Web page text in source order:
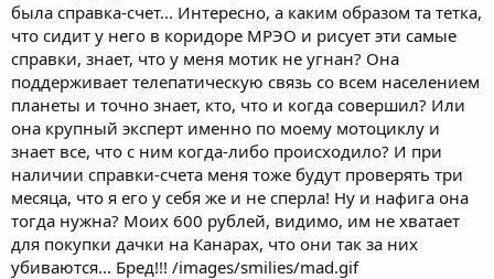
была справка-счет... Интересно, а каким образом та тетка,
что сидит у него в коридоре МРЭО и рисует эти самые
справки, знает, что у меня мотик не угнан? Она
поддерживает телепатическую связь со всем населением
планеты и точно знает, кто, что и когда совершил? Или
она крупный эксперт именно по моему мотоциклу и
знает все, что с ним когда-либо происходило? И при
наличии справки-счета меня тоже будут проверять три
месяца, что я его у себя же и не сперла! Ну и нафига она
тогда нужна? Моих 600 рублей, видимо, им не хватает
для покупки дачки на Канарах, что они так за них
убиваются... Бред!!! /images/smilies/mad.gif